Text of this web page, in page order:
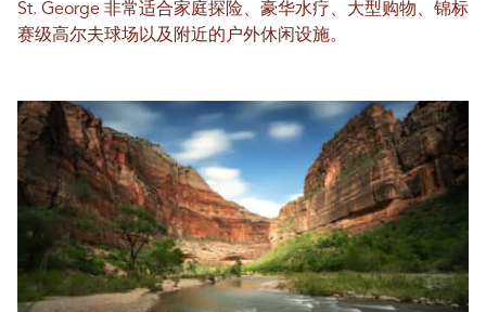
St. George 非常适合家庭探险、豪华水疗、大型购物、锦标
赛级高尔夫球场以及附近的户外休闲设施。